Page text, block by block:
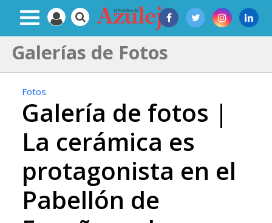
Galerías de Fotos
Fotos
Galería de fotos |
La cerámica es
protagonista en el
Pabellón de